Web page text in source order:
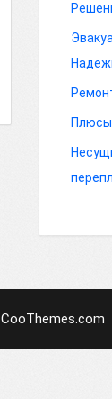
Плюсы
CooThemes.com